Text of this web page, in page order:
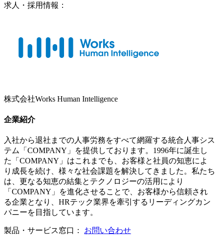
求人・採用情報：
株式会社Works Human Intelligence
企業紹介
入社から退社までの人事労務をすべて網羅する統合人事シス
テム「COMPANY」を提供しております。1996年に誕生し
た「COMPANY」はこれまでも、お客様と社員の知恵によ
り成長を続け、様々な社会課題を解決してきました。私たち
は、更なる知恵の結集とテクノロジーの活用により
「COMPANY」を進化させることで、お客様から信頼され
る企業となり、HRテック業界を牽引するリーディングカン
パニーを目指しています。
製品・サービス窓口： お問い合わせ